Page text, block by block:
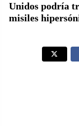
Unidos podría
misiles